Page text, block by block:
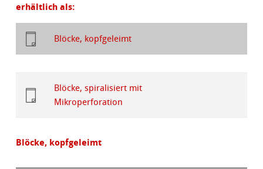
erhältlich als:
Blöcke, kopfgeleimt
Blöcke, spiralisiert mit
Mikroperforation
Blöcke, kopfgeleimt